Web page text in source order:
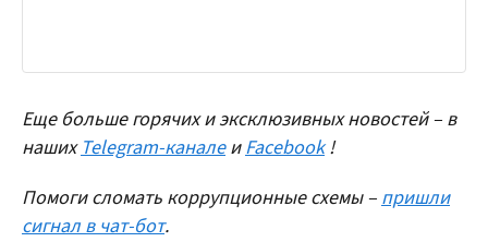
Еще больше горячих и эксклюзивных новостей – в
нашихTelegram-канале иFacebook !
Помоги сломать коррупционные схемы –пришли
сигнал в чат-бот.